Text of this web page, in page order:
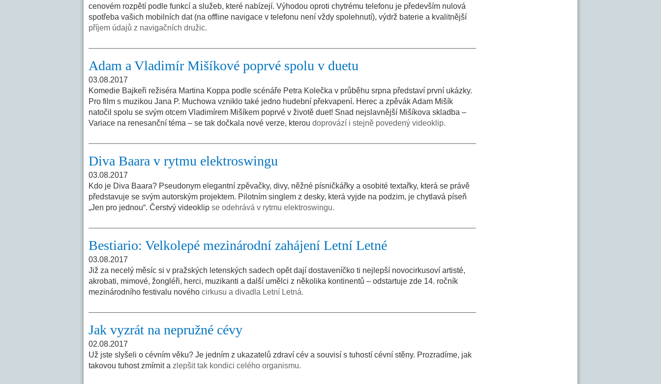
cenovém rozpětí podle funkcí a služeb, které nabízejí. Výhodou oproti chytrému telefonu je především nulová
spotřeba vašich mobilních dat (na offline navigace v telefonu není vždy spolehnutí), výdrž baterie a kvalitnější
příjem údajů z navigačních družic.
Adam a Vladimír Mišíkové poprvé spolu v duetu
03.08.2017
Komedie Bajkeři režiséra Martina Koppa podle scénáře Petra Kolečka v průběhu srpna představí první ukázky.
Pro film s muzikou Jana P. Muchowa vzniklo také jedno hudební překvapení. Herec a zpěvák Adam Mišík
natočil spolu se svým otcem Vladimírem Mišíkem poprvé v životě duet! Snad nejslavnější Mišíkova skladba –
Variace na renesanční téma – se tak dočkala nové verze, kterou doprovází i stejně povedený videoklip.
Diva Baara v rytmu elektroswingu
03.08.2017
Kdo je Diva Baara? Pseudonym elegantní zpěvačky, divy, něžné písničkářky a osobité textařky, která se právě
představuje se svým autorským projektem. Pilotním singlem z desky, která vyjde na podzim, je chytlavá píseň
„Jen pro jednou“. Čerstvý videoklip se odehrává v rytmu elektroswingu.
Bestiario: Velkolepé mezinárodní zahájení Letní Letné
03.08.2017
Již za necelý měsíc si v pražských letenských sadech opět dají dostaveníčko ti nejlepší novocirkusoví artisté,
akrobati, mimové, žongléři, herci, muzikanti a další umělci z několika kontinentů – odstartuje zde 14. ročník
mezinárodního festivalu nového cirkusu a divadla Letní Letná.
Jak vyzrát na nepružné cévy
02.08.2017
Už jste slyšeli o cévním věku? Je jedním z ukazatelů zdraví cév a souvisí s tuhostí cévní stěny. Prozradíme, jak
takovou tuhost zmírnit a zlepšit tak kondici celého organismu.